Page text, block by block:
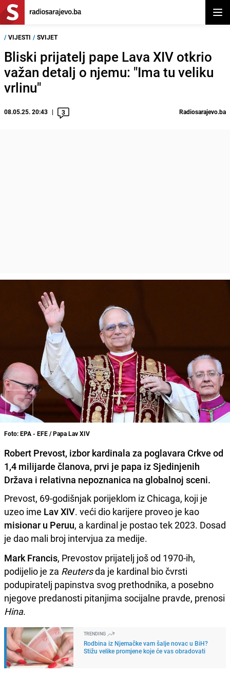
/ VIJESTI / SVIJET
Bliski prijatelj pape Lava XIV otkrio
važan detalj o njemu: "Ima tu veliku
vrlinu"
08.05.25. 20:43 3 Radiosarajevo.ba
Foto: EPA - EFE / Papa Lav XIV
Robert Prevost, izbor kardinala za poglavara Crkve od
1,4 milijarde članova, prvi je papa iz Sjedinjenih
Država i relativna nepoznanica na globalnoj sceni.
Prevost, 69-godišnjak porijeklom iz Chicaga, koji je
uzeo ime Lav XIV. veći dio karijere proveo je kao
misionar u Peruu, a kardinal je postao tek 2023. Dosad
je dao mali broj intervjua za medije.
Mark Francis, Prevostov prijatelj još od 1970-ih,
podijelio je za Reutersda je kardinal bio čvrsti
podupiratelj papinstva svog prethodnika, a posebno
njegove predanosti pitanjima socijalne pravde, prenosi
Hina.
TRENDING
Rodbina iz Njemačke vam šalje novac u BiH?
Stižu velike promjene koje će vas obradovati